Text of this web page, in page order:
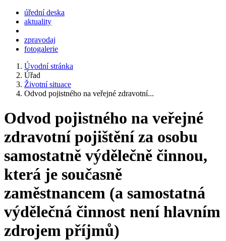
úřední deska
aktuality
zpravodaj
fotogalerie
Úvodní stránka
Úřad
Životní situace
Odvod pojistného na veřejné zdravotní...
Odvod pojistného na veřejné
zdravotní pojištění za osobu
samostatně výdělečně činnou,
která je současně
zaměstnancem (a samostatná
výdělečná činnost není hlavním
zdrojem příjmů)